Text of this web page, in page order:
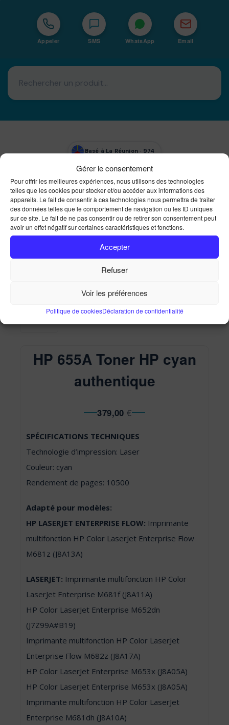
Gérer le consentement
Pour offrir les meilleures expériences, nous utilisons des technologies
telles que les cookies pour stocker et/ou accéder aux informations des
appareils. Le fait de consentir à ces technologies nous permettra de traiter
des données telles que le comportement de navigation ou les ID uniques
sur ce site. Le fait de ne pas consentir ou de retirer son consentement peut
avoir un effet négatif sur certaines caractéristiques et fonctions.
Accepter
Refuser
Voir les préférences
Politique de cookiesDéclaration de confidentialité
Appeler SMS WhatsApp Email
Basé à La Réunion · 974
Bureautique Reunion Ei
Intégrateur de solutions d'impression Bureautique et
DTF à la Réunion
HP 655A Toner HP cyan
HP 655A Toner HP cyan
authentique
379,00€
SPÉCIFICATIONS TECHNIQUES
Technologie d’impression: Laser
Couleur: cyan
Rendement de pages: 10500
Adapté pour modèles:
HP LASERJET ENTERPRISE FLOW: Imprimante
multifonction HP Color LaserJet Enterprise Flow
M681z (J8A13A)
LASERJET: Imprimante multifonction HP Color
LaserJet Enterprise M681f (J8A11A)
HP Color LaserJet Enterprise M652dn
(J7Z99A#B19)
Imprimante multifonction HP Color LaserJet
Enterprise Flow M682z (J8A17A)
HP Color LaserJet Enterprise M653x (J8A05A)
HP Color LaserJet Enterprise M653x (J8A05A)
Imprimante multifonction HP Color LaserJet
Enterprise M681dh (J8A10A)